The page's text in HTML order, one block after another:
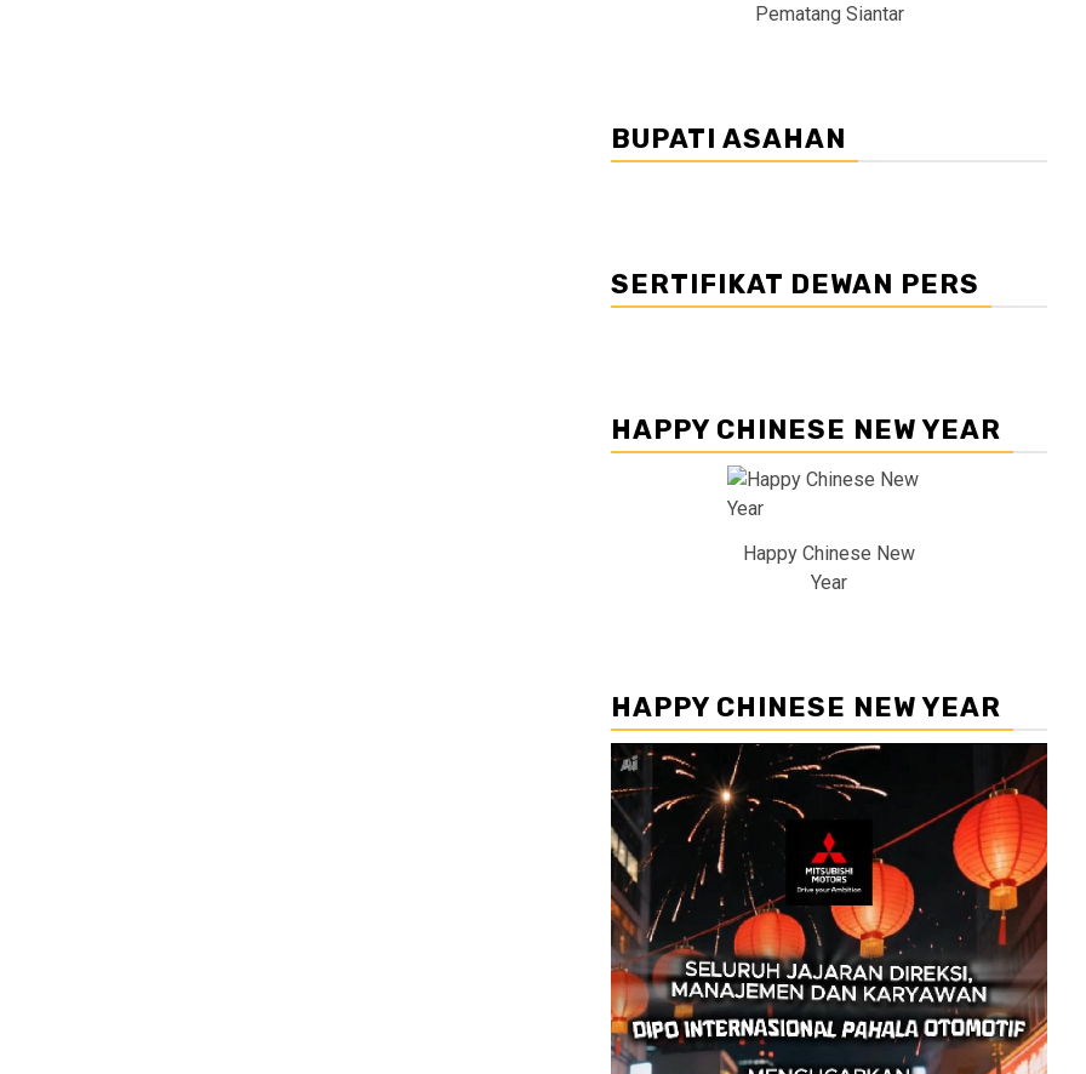
Pematang Siantar
BUPATI ASAHAN
SERTIFIKAT DEWAN PERS
HAPPY CHINESE NEW YEAR
Happy Chinese New
Year
HAPPY CHINESE NEW YEAR
Pemutar
Video